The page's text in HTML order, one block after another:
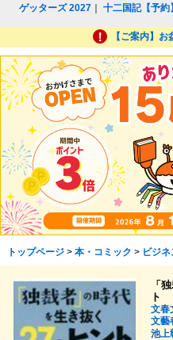
ゲッターズ 2027 ｜十二国記【予約
【ご案内】
トップページ> 本・コミック > ビジネ
「
ト
文
文藝
池上